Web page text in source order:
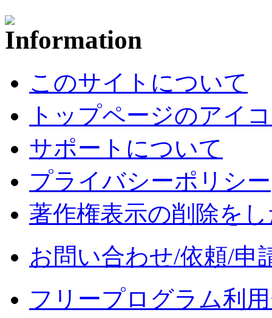
このサイトについて
トップページのアイ
サポートについて
プライバシーポリシー
著作権表示の削除を
お問い合わせ/依頼/申
フリープログラム利